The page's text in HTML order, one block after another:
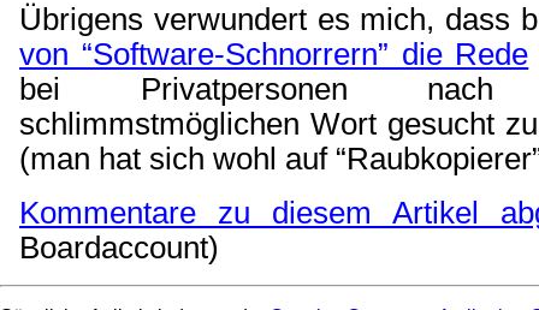
Übrigens verwundert es mich, dass
von “Software-Schnorrern” die Rede
bei Privatpersonen
schlimmstmöglichen Wort gesucht
(man hat sich wohl auf
Kommentare zu diesem Artikel
Boardaccount)